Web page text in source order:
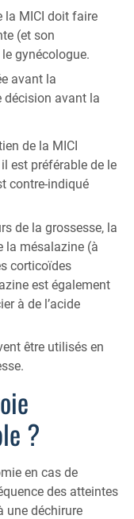
la MICI doit faire
(et son
gynécologue.
avant la
décision avant la
de la MICI
est préférable de le
contre-indiqué
de la grossesse, la
la mésalazine (à
corticoïdes
est également
à de l’acide
être utilisés en
?
en cas de
des atteintes
une déchirure